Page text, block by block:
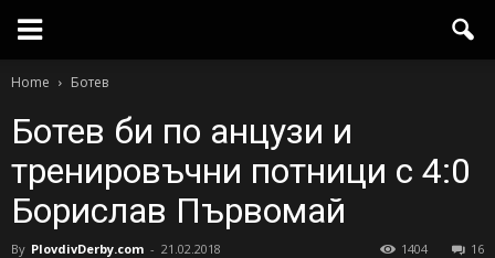
Home Ботев
Ботев би по анцузи и
тренировъчни потници с 4:0
Борислав Първомай
By PlovdivDerby.com - 21.02.2018 16
1404